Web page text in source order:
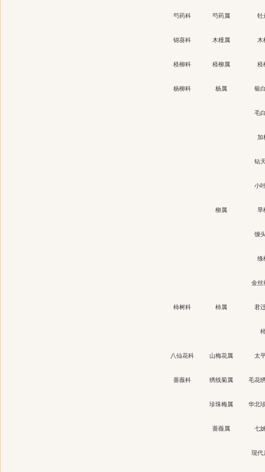
芍药科 芍药属 牡
锦葵科 木槿属 木
柽柳科 柽柳属 柽
杨柳科 杨属 银
毛
加
钻
小
柳属 旱
馒
绦
金丝
柿树科 柿属 君
八仙花科 山梅花属 太
蔷薇科 绣线菊属 毛花
珍珠梅属 华北
蔷薇属 七
现代